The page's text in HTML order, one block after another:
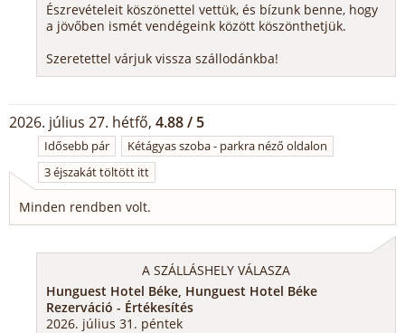
Észrevételeit köszönettel vettük, és bízunk benne, hogy
a jövőben ismét vendégeink között köszönthetjük.
Szeretettel várjuk vissza szállodánkba!
2026. július 27. hétfő, 4.88 / 5
Idősebb pár
Kétágyas szoba - parkra néző oldalon
3 éjszakát töltött itt
Minden rendben volt.
A SZÁLLÁSHELY VÁLASZA
Hunguest Hotel Béke, Hunguest Hotel Béke
Rezerváció - Értékesítés
2026. július 31. péntek